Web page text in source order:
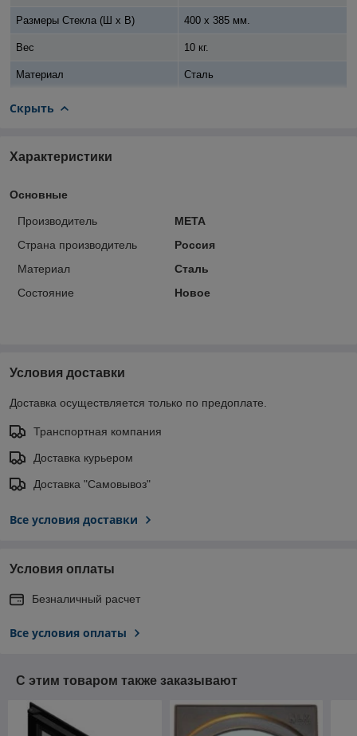
Размеры Стекла (Ш x В) 400 x 385 мм.
Вес 10 кг.
Материал Сталь
Скрыть
Характеристики
Основные
Производитель
МЕТА
Страна производитель
Россия
Материал
Сталь
Состояние
Новое
Условия доставки
Доставка осуществляется только по предоплате.
Транспортная компания
Доставка курьером
Доставка "Самовывоз"
Все условия доставки
Условия оплаты
Безналичный расчет
Все условия оплаты
С этим товаром также заказывают